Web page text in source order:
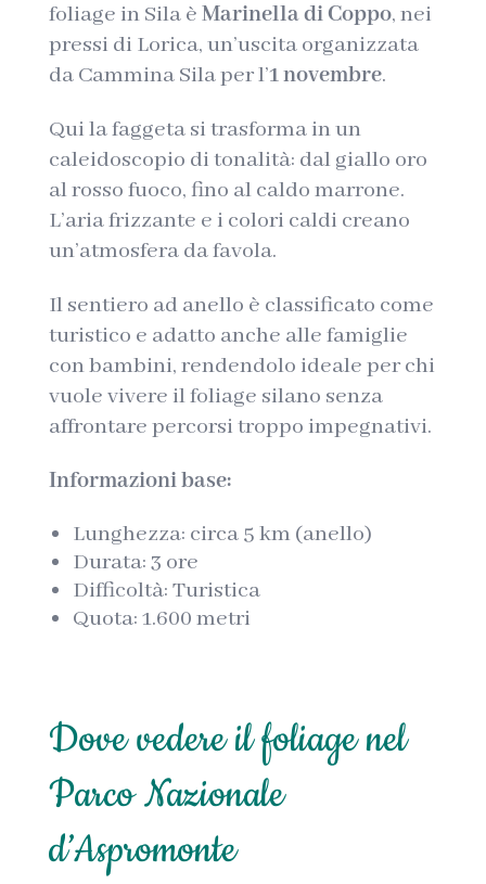
foliage in Sila è Marinella di Coppo, nei
pressi di Lorica, un’uscita organizzata
da Cammina Sila per l’1 novembre.
Qui la faggeta si trasforma in un
caleidoscopio di tonalità: dal giallo oro
al rosso fuoco, fino al caldo marrone.
L’aria frizzante e i colori caldi creano
un’atmosfera da favola.
Il sentiero ad anello è classificato come
turistico e adatto anche alle famiglie
con bambini, rendendolo ideale per chi
vuole vivere il foliage silano senza
affrontare percorsi troppo impegnativi.
Informazioni base:
Lunghezza: circa 5 km (anello)
Durata: 3 ore
Difficoltà: Turistica
Quota: 1.600 metri
Dove vedere il foliage nel
Parco Nazionale
d’Aspromonte